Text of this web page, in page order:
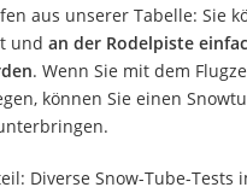
aus unserer Tabelle: Sie
und an der Rodelpiste
. Wenn Sie mit dem
können Sie einen
Diverse Snow-Tube-Tests